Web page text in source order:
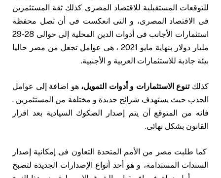
للتوقعات المستقبلية للاقتصاد المصرى كذلك ثقة المستثمرين
فى الاقتصاد المصرى، و التى انعكست فى أن تصل محفظة
استثمارات الأجانب فى أدوات الدين المحلية إلى حوالى 28-29
مليار دولار بنهاية مايو 2021 ، هى عوامل تجعل من مصر حاليا
بيئة جاذبة للاستثمارات العربية و الأجنبية.
كذلكتنوع الاستثمارات و أدوات التمويل، هو اضافة إلى عوامل
الجذب حيث يستهدف شرائح جديدة و مختلفة من المستثمرين .
فانه من المتوقع أن يتم إصدار الصكوك السيادية بعد اقرار
القانون بشكل نهائى.
كما طلبت مصر من الأمم المتحدة التعاون فى إمكانية إصدار
السندات المستدامة، و هو أحد أنواع الإصدارات الجديدة لتصبح